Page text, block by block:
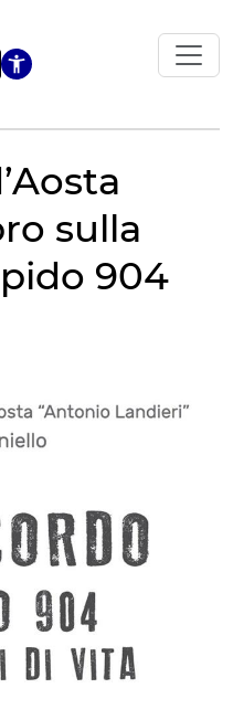
Apri le
sulla
904